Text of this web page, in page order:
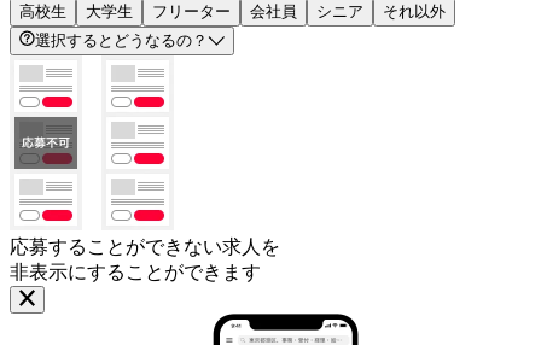
高校生 大学生 フリーター 会社員 シニア
それ以外
選択するとどうなるの？
応募することができない求人を
非表示にすることができます